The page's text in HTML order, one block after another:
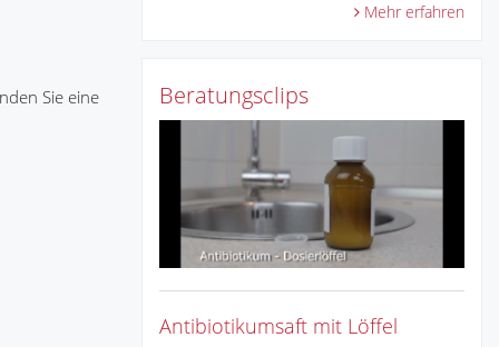
Sie eine
Mehr erfahren
Beratungsclips
Antibiotikumsaft mit Löffel